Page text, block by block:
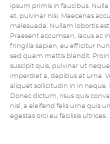
ipsum primis in faucibus.
et, pulvinar nisi. Maecenas
malesuada. Nullam lobortis
Praesent accumsan, lacus ac
fringilla sapien, eu efficitur
sed quam mattis blandit.
suscipit quis, pulvinar ut
imperdiet a, dapibus at urna.
aliquet sollicitudin in in neque.
Donec dictum, risus quis
nisl, a eleifend felis urna quis
egestas orci eu facilisis ultrices.